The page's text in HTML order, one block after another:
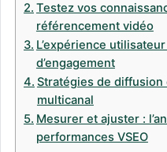
Testez vos
référencement vidéo
L’expérience
d’engagement
Stratégies de
multicanal
Mesurer et ajuster :
performances VSEO